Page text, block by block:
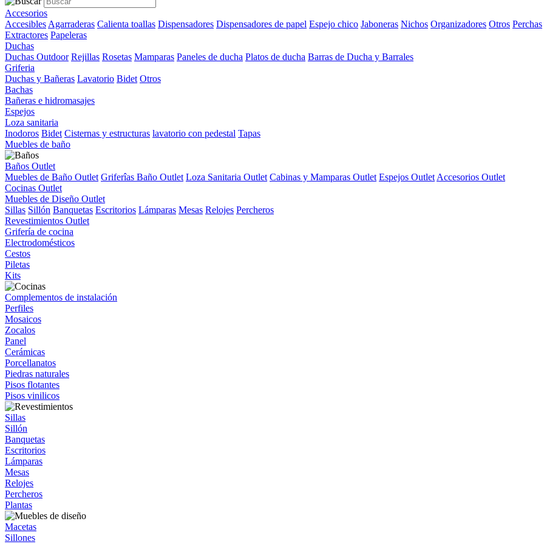
Accesorios
Accesibles Agarraderas Calienta toallas Dispensadores Dispensadores de papel Espejo chico Jaboneras Nichos Organizadores Otros Perchas
Extractores Papeleras
Duchas
Duchas Outdoor Rejillas Rosetas Mamparas Paneles de ducha Platos de ducha Barras de Ducha y Barrales
Griferia
Duchas y Bañeras Lavatorio Bidet Otros
Bachas
Bañeras e hidromasajes
Espejos
Loza sanitaria
Inodoros Bidet Cisternas y estructuras lavatorio con pedestal Tapas
Muebles de baño
Baños Outlet
Muebles de Baño Outlet Griferîas Baño Outlet Loza Sanitaria Outlet Cabinas y Mamparas Outlet Espejos Outlet Accesorios Outlet
Cocinas Outlet
Muebles de Diseño Outlet
Sillas Sillón Banquetas Escritorios Lámparas Mesas Relojes Percheros
Revestimientos Outlet
Grifería de cocina
Electrodomésticos
Cestos
Piletas
Kits
Complementos de instalación
Perfiles
Mosaicos
Zocalos
Panel
Cerámicas
Porcellanatos
Piedras naturales
Pisos flotantes
Pisos vinilicos
Sillas
Sillón
Banquetas
Escritorios
Lámparas
Mesas
Relojes
Percheros
Plantas
Macetas
Sillones